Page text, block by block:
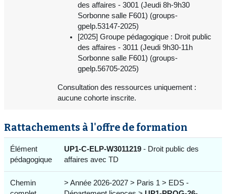
des affaires - 3001 (Jeudi 8h-9h30
Sorbonne salle F601) (groups-
gpelp.53147-2025)
[2025] Groupe pédagogique : Droit public
des affaires - 3011 (Jeudi 9h30-11h
Sorbonne salle F601) (groups-
gpelp.56705-2025)
Consultation des ressources uniquement :
aucune cohorte inscrite.
Rattachements à l'offre de formation
Élément
pédagogique
UP1-C-ELP-W3011219 - Droit public des
affaires avec TD
Chemin
> Année 2026-2027 > Paris 1 > EDS -